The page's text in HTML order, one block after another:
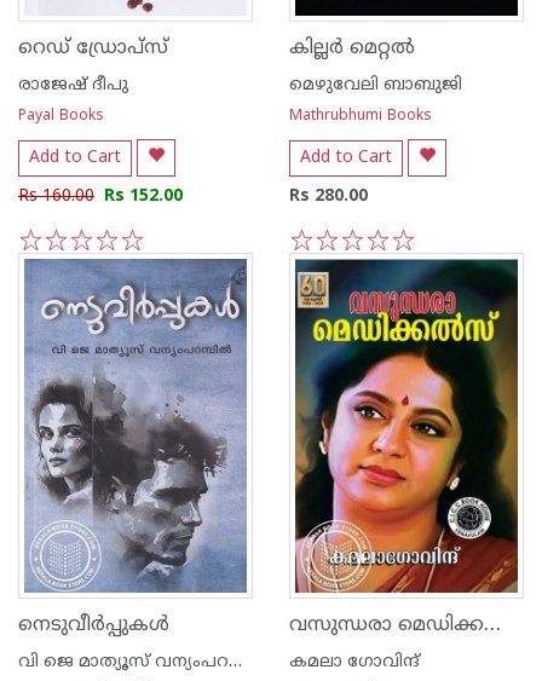
റെഡ് ഡ്രോപ്‌സ്
രാജേഷ് ദീപു
Payal Books
Add to Cart
Rs 160.00 Rs 152.00
5
4
3
2
1
കില്ലർ മെറ്റൽ
മെഴുവേലി ബാബുജി
Mathrubhumi Books
Add to Cart
Rs 280.00
5
4
3
2
1
നെടുവീർപ്പുകൾ
വി ജെ മാത്യൂസ് വന്യംപറമ്പിൽ
വസുന്ധരാ മെഡിക്കൽസ്
കമലാ ഗോവിന്ദ്‌